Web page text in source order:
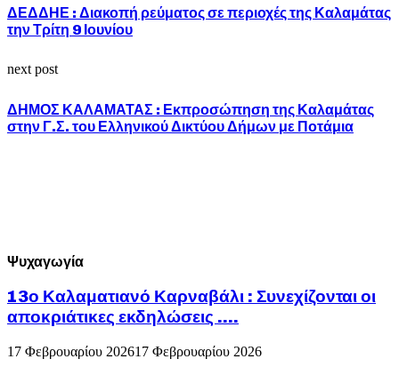
ΔΕΔΔΗΕ : Διακοπή ρεύματος σε περιοχές της Καλαμάτας
την Τρίτη 9 Ιουνίου
next post
ΔΗΜΟΣ ΚΑΛΑΜΑΤΑΣ : Εκπροσώπηση της Καλαμάτας
στην Γ.Σ. του Ελληνικού Δικτύου Δήμων με Ποτάμια
Ψυχαγωγία
13ο Καλαματιανό Καρναβάλι : Συνεχίζονται οι
αποκριάτικες εκδηλώσεις ….
17 Φεβρουαρίου 202617 Φεβρουαρίου 2026